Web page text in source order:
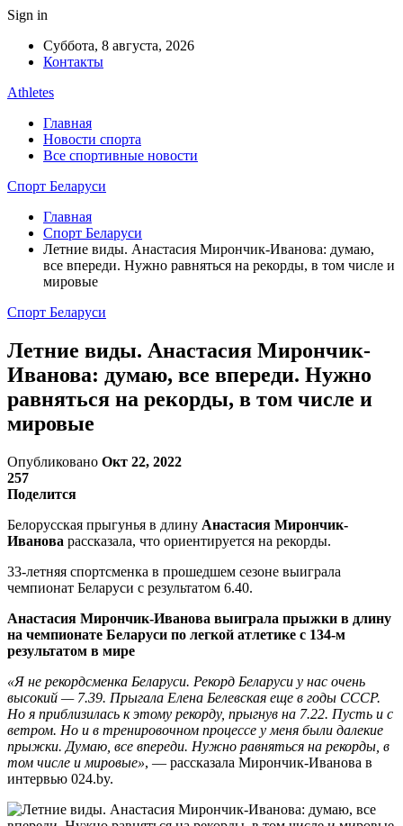
Sign in
Суббота, 8 августа, 2026
Контакты
Athletes
Главная
Новости спорта
Все спортивные новости
Спорт Беларуси
Главная
Спорт Беларуси
Летние виды. Анастасия Мирончик-Иванова: думаю,
все впереди. Нужно равняться на рекорды, в том числе и
мировые
Спорт Беларуси
Летние виды. Анастасия Мирончик-
Иванова: думаю, все впереди. Нужно
равняться на рекорды, в том числе и
мировые
Опубликовано Окт 22, 2022
257
Поделится
Белорусская прыгунья в длину Анастасия Мирончик-
Иванова рассказала, что ориентируется на рекорды.
33-летняя спортсменка в прошедшем сезоне выиграла
чемпионат Беларуси с результатом 6.40.
Анастасия Мирончик-Иванова выиграла прыжки в длину
на чемпионате Беларуси по легкой атлетике с 134-м
результатом в мире
«Я не рекордсменка Беларуси. Рекорд Беларуси у нас очень
высокий — 7.39. Прыгала Елена Белевская еще в годы СССР.
Но я приблизилась к этому рекорду, прыгнув на 7.22. Пусть и с
ветром. Но и в тренировочном процессе у меня были далекие
прыжки. Думаю, все впереди. Нужно равняться на рекорды, в
том числе и мировые», — рассказала Мирончик-Иванова в
интервью 024.by.